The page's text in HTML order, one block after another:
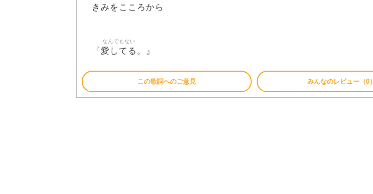
きみをこころから
『愛してる
なんでもない
。』
この歌詞へのご意見 みんなのレビュー（0）